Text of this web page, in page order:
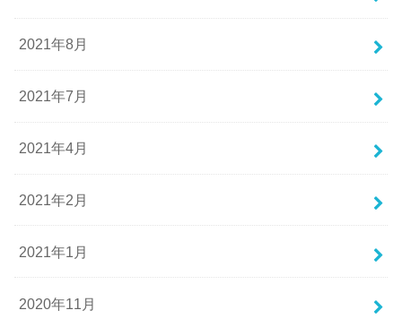
2021年8月
2021年7月
2021年4月
2021年2月
2021年1月
2020年11月